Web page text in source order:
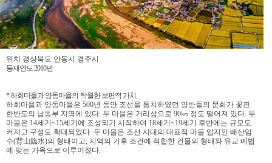
위치 경상북도 안동시 경주시
등재연도 2010년
* 하회마을과 양동마을의 탁월한 보편적 가치
하회마을과 양동마을은 500년 동안 조선을 통치하였던 양반들의 문화가 꽃핀
한반도의 남동부 지역에 있다. 두 마을은 거리상으로 90㎞ 정도 떨어져 있다. 두
마을은 14세기~15세기에 조성되기 시작하여 18세기~19세기 후반에는 규모도
커지고 구성도 확대되었다. 두 마을은 조선 시대의 대표적 마을 입지인 배산임
수(背山臨水)의 형태이고, 지역의 기후 조건에 적합한 건물의 형태와 유교 예법
에 맞는 가옥으로 이루어졌다.